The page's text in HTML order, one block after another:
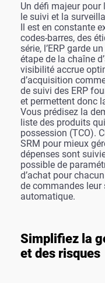
Un défi majeur pour
le suivi et la
Il est en constante
codes-barres, des
série, l’ERP garde
étape de la chaîne
visibilité accrue
d’acquisition
de suivi des ERP
et permettent donc
Vous prédisez la
liste des produits
possession (TCO).
SRM pour mieux
dépenses sont
possible de
d’achat pour
de commandes leur
automatique.
Simplifiez la
et des risques